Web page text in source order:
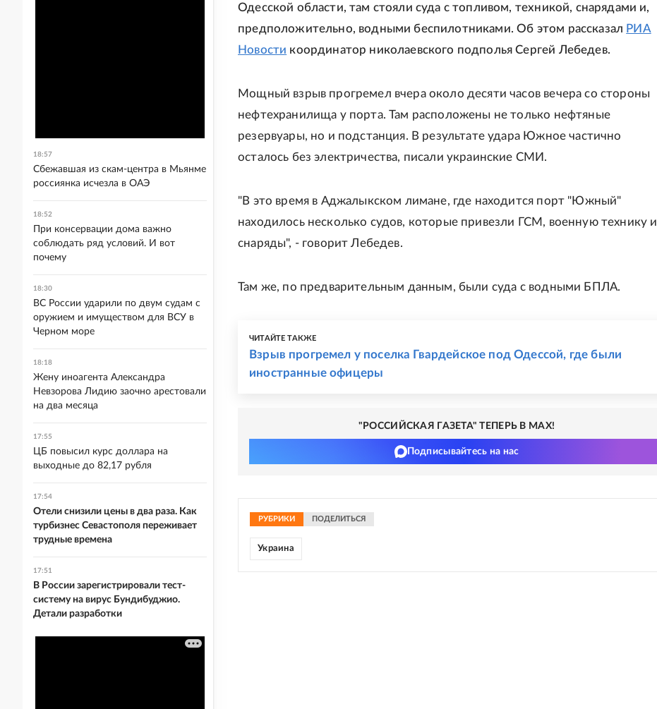
Одесской области, там стояли суда с топливом, техникой, снарядами и,
предположительно, водными беспилотниками. Об этом рассказал РИА
Новости координатор николаевского подполья Сергей Лебедев.
Мощный взрыв прогремел вчера около десяти часов вечера со стороны
нефтехранилища у порта. Там расположены не только нефтяные
резервуары, но и подстанция. В результате удара Южное частично
осталось без электричества, писали украинские СМИ.
"В это время в Аджалыкском лимане, где находится порт "Южный"
находилось несколько судов, которые привезли ГСМ, военную технику и
снаряды", - говорит Лебедев.
Там же, по предварительным данным, были суда с водными БПЛА.
ЧИТАЙТЕ ТАКЖЕ
Взрыв прогремел у поселка Гвардейское под Одессой, где были
иностранные офицеры
"РОССИЙСКАЯ ГАЗЕТА" ТЕПЕРЬ В MAX!
Подписывайтесь на нас
РУБРИКИ ПОДЕЛИТЬСЯ
Украина
18:57
Сбежавшая из скам-центра в Мьянме
россиянка исчезла в ОАЭ
18:52
При консервации дома важно
соблюдать ряд условий. И вот
почему
18:30
ВС России ударили по двум судам с
оружием и имуществом для ВСУ в
Черном море
18:18
Жену иноагента Александра
Невзорова Лидию заочно арестовали
на два месяца
17:55
ЦБ повысил курс доллара на
выходные до 82,17 рубля
17:54
Отели снизили цены в два раза. Как
турбизнес Севастополя переживает
трудные времена
17:51
В России зарегистрировали тест-
систему на вирус Бундибуджио.
Детали разработки